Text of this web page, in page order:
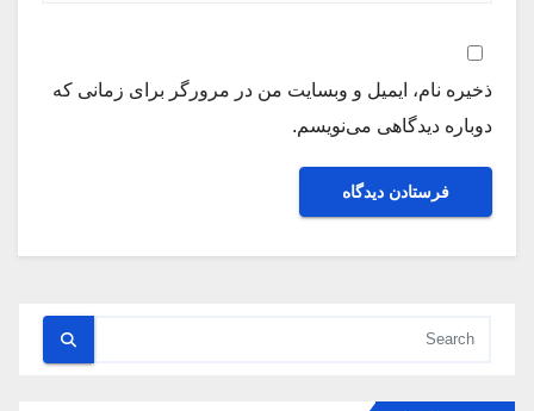
ذخیره نام، ایمیل و وبسایت من در مرورگر برای زمانی که
دوباره دیدگاهی می‌نویسم.